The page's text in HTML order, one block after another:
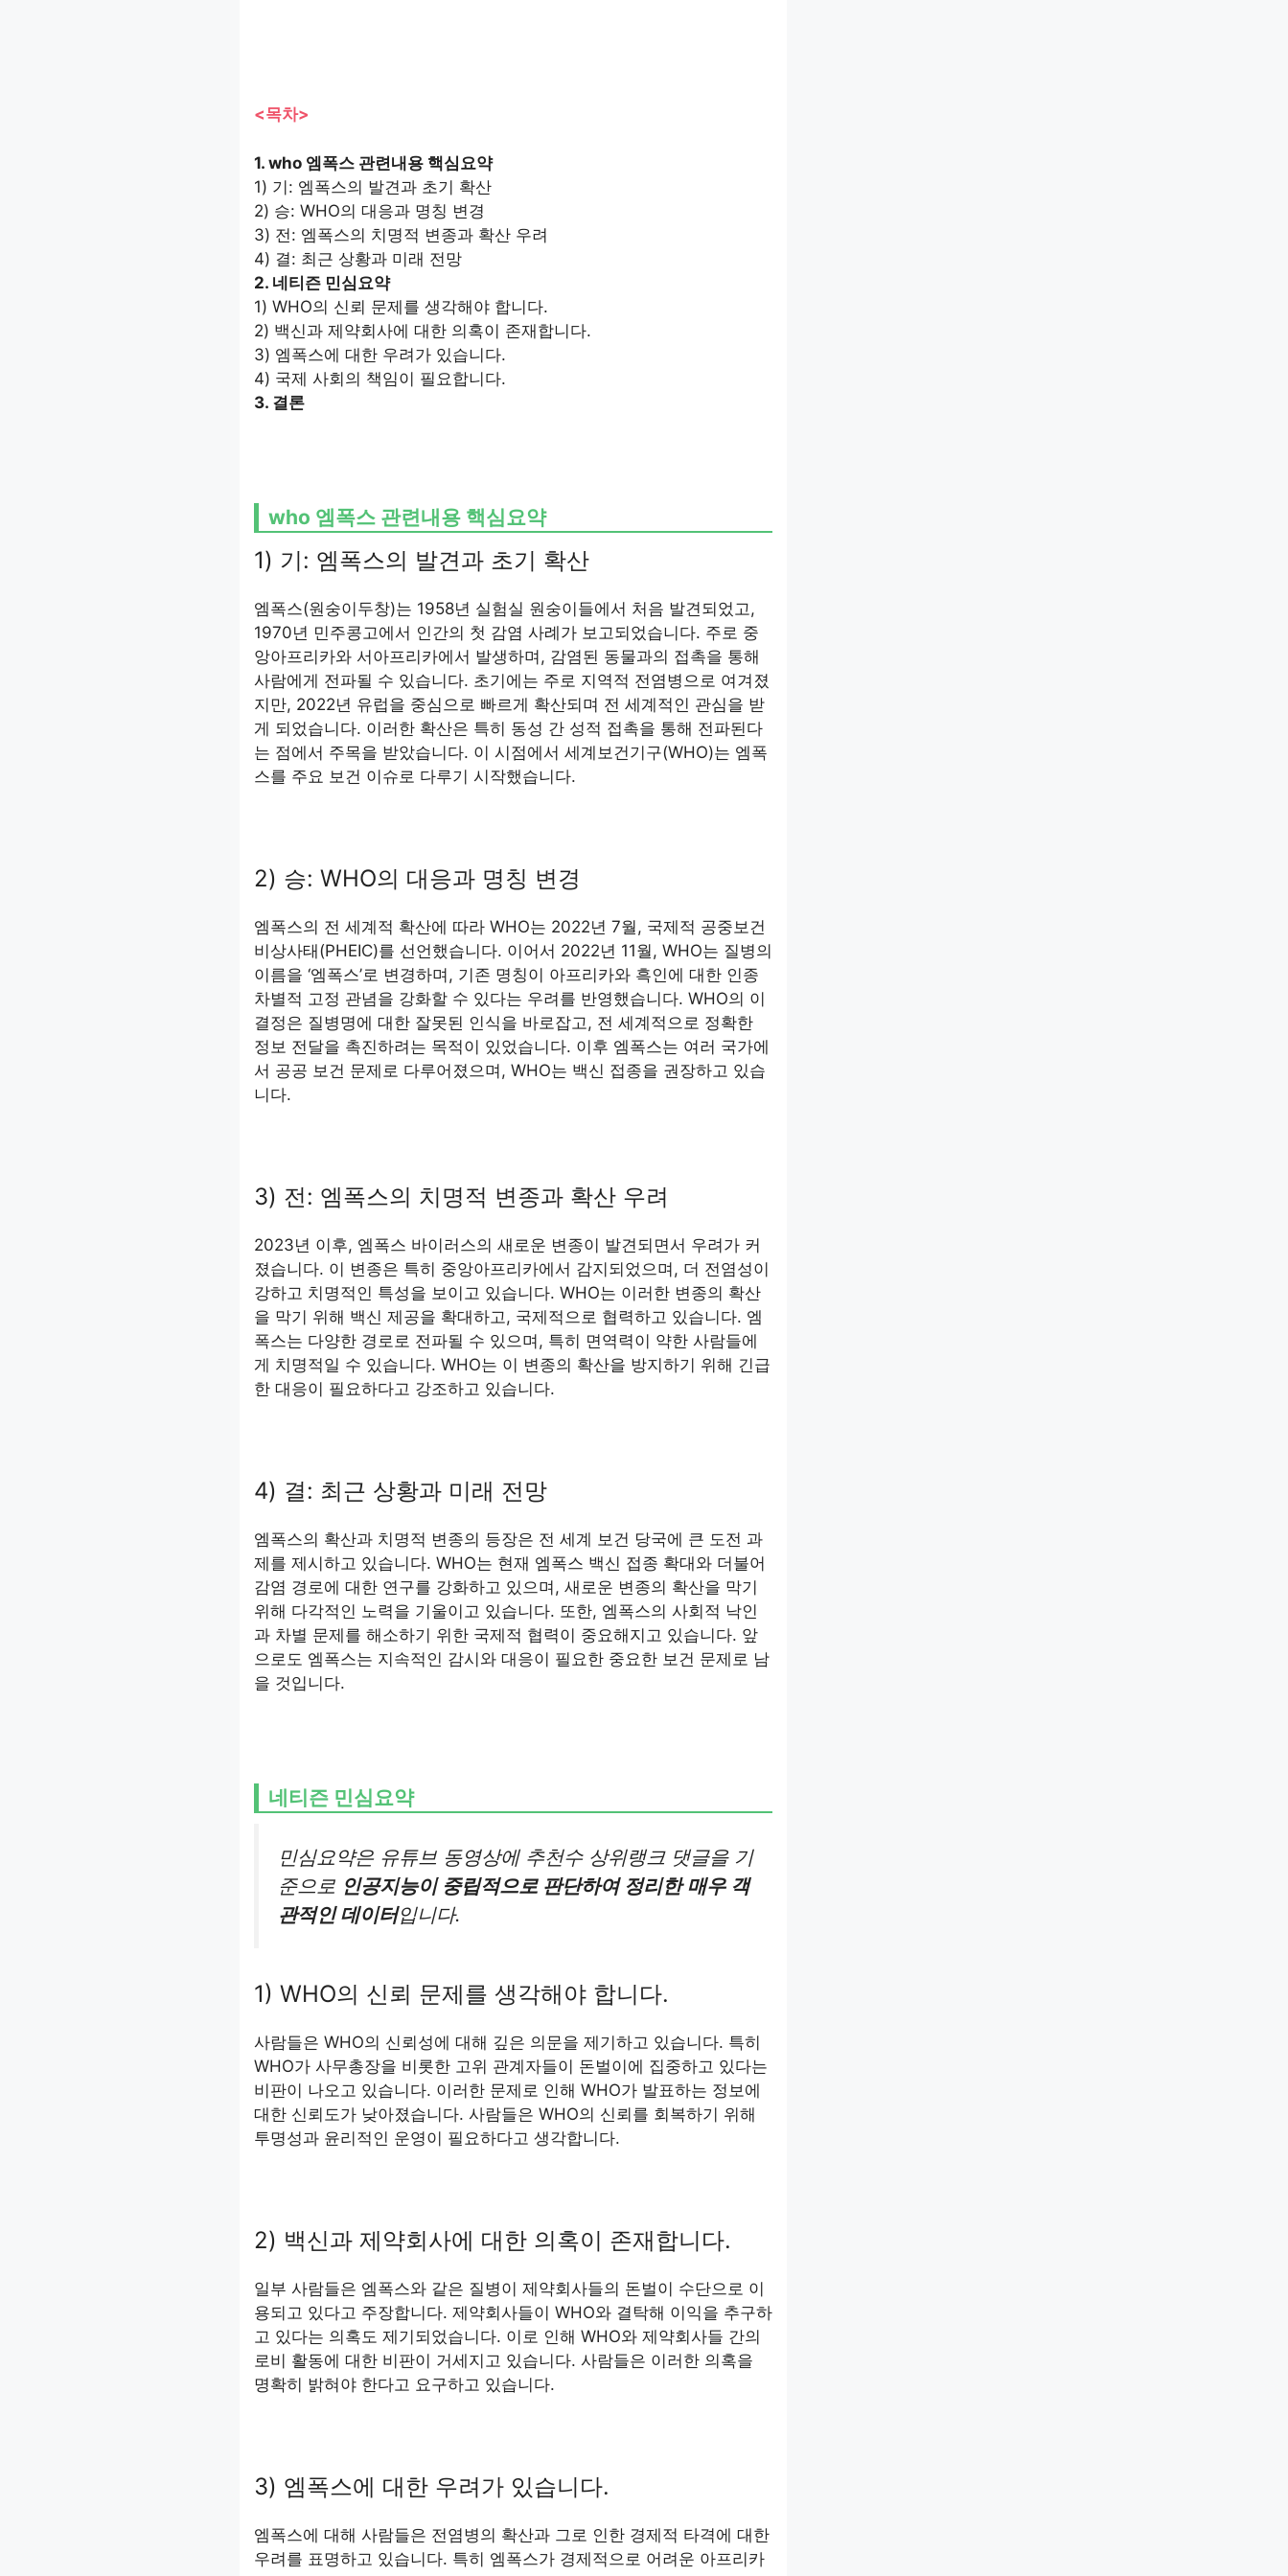
<목차>
1. who 엠폭스 관련내용 핵심요약
1) 기: 엠폭스의 발견과 초기 확산
2) 승: WHO의 대응과 명칭 변경
3) 전: 엠폭스의 치명적 변종과 확산 우려
4) 결: 최근 상황과 미래 전망
2. 네티즌 민심요약
1) WHO의 신뢰 문제를 생각해야 합니다.
2) 백신과 제약회사에 대한 의혹이 존재합니다.
3) 엠폭스에 대한 우려가 있습니다.
4) 국제 사회의 책임이 필요합니다.
3. 결론
who 엠폭스 관련내용 핵심요약
1) 기: 엠폭스의 발견과 초기 확산
엠폭스(원숭이두창)는 1958년 실험실 원숭이들에서 처음 발견되었고,
1970년 민주콩고에서 인간의 첫 감염 사례가 보고되었습니다. 주로 중
앙아프리카와 서아프리카에서 발생하며, 감염된 동물과의 접촉을 통해
사람에게 전파될 수 있습니다. 초기에는 주로 지역적 전염병으로 여겨졌
지만, 2022년 유럽을 중심으로 빠르게 확산되며 전 세계적인 관심을 받
게 되었습니다. 이러한 확산은 특히 동성 간 성적 접촉을 통해 전파된다
는 점에서 주목을 받았습니다. 이 시점에서 세계보건기구(WHO)는 엠폭
스를 주요 보건 이슈로 다루기 시작했습니다.
2) 승: WHO의 대응과 명칭 변경
엠폭스의 전 세계적 확산에 따라 WHO는 2022년 7월, 국제적 공중보건
비상사태(PHEIC)를 선언했습니다. 이어서 2022년 11월, WHO는 질병의
이름을 ‘엠폭스’로 변경하며, 기존 명칭이 아프리카와 흑인에 대한 인종
차별적 고정 관념을 강화할 수 있다는 우려를 반영했습니다. WHO의 이
결정은 질병명에 대한 잘못된 인식을 바로잡고, 전 세계적으로 정확한
정보 전달을 촉진하려는 목적이 있었습니다. 이후 엠폭스는 여러 국가에
서 공공 보건 문제로 다루어졌으며, WHO는 백신 접종을 권장하고 있습
니다.
3) 전: 엠폭스의 치명적 변종과 확산 우려
2023년 이후, 엠폭스 바이러스의 새로운 변종이 발견되면서 우려가 커
졌습니다. 이 변종은 특히 중앙아프리카에서 감지되었으며, 더 전염성이
강하고 치명적인 특성을 보이고 있습니다. WHO는 이러한 변종의 확산
을 막기 위해 백신 제공을 확대하고, 국제적으로 협력하고 있습니다. 엠
폭스는 다양한 경로로 전파될 수 있으며, 특히 면역력이 약한 사람들에
게 치명적일 수 있습니다. WHO는 이 변종의 확산을 방지하기 위해 긴급
한 대응이 필요하다고 강조하고 있습니다.
4) 결: 최근 상황과 미래 전망
엠폭스의 확산과 치명적 변종의 등장은 전 세계 보건 당국에 큰 도전 과
제를 제시하고 있습니다. WHO는 현재 엠폭스 백신 접종 확대와 더불어
감염 경로에 대한 연구를 강화하고 있으며, 새로운 변종의 확산을 막기
위해 다각적인 노력을 기울이고 있습니다. 또한, 엠폭스의 사회적 낙인
과 차별 문제를 해소하기 위한 국제적 협력이 중요해지고 있습니다. 앞
으로도 엠폭스는 지속적인 감시와 대응이 필요한 중요한 보건 문제로 남
을 것입니다.
네티즌 민심요약
민심요약은 유튜브 동영상에 추천수 상위랭크 댓글을 기
준으로 인공지능이 중립적으로 판단하여 정리한 매우 객
관적인 데이터입니다.
1) WHO의 신뢰 문제를 생각해야 합니다.
사람들은 WHO의 신뢰성에 대해 깊은 의문을 제기하고 있습니다. 특히
WHO가 사무총장을 비롯한 고위 관계자들이 돈벌이에 집중하고 있다는
비판이 나오고 있습니다. 이러한 문제로 인해 WHO가 발표하는 정보에
대한 신뢰도가 낮아졌습니다. 사람들은 WHO의 신뢰를 회복하기 위해
투명성과 윤리적인 운영이 필요하다고 생각합니다.
2) 백신과 제약회사에 대한 의혹이 존재합니다.
일부 사람들은 엠폭스와 같은 질병이 제약회사들의 돈벌이 수단으로 이
용되고 있다고 주장합니다. 제약회사들이 WHO와 결탁해 이익을 추구하
고 있다는 의혹도 제기되었습니다. 이로 인해 WHO와 제약회사들 간의
로비 활동에 대한 비판이 거세지고 있습니다. 사람들은 이러한 의혹을
명확히 밝혀야 한다고 요구하고 있습니다.
3) 엠폭스에 대한 우려가 있습니다.
엠폭스에 대해 사람들은 전염병의 확산과 그로 인한 경제적 타격에 대한
우려를 표명하고 있습니다. 특히 엠폭스가 경제적으로 어려운 아프리카